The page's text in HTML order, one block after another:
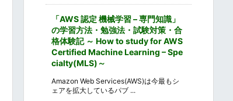
「AWS 認定 機械学習 – 専門知識」
の学習方法・勉強法・試験対策・合
格体験記 ～ How to study for AWS
Certified Machine Learning – Spe
cialty(MLS)～
Amazon Web Services(AWS)は今最もシ
ェアを拡大しているパブ ...